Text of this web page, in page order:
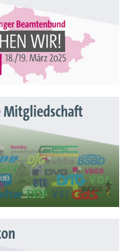
Mitgliedschaft